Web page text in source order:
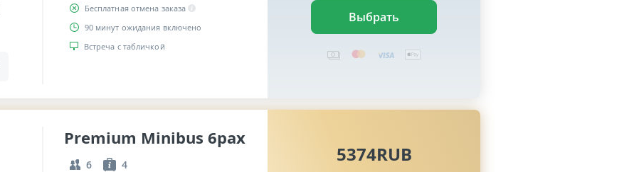
Бесплатная отмена заказа
90 минут ожидания включено
Встреча с табличкой
Выбрать
Premium Minibus 6pax
6 4 5374RUB